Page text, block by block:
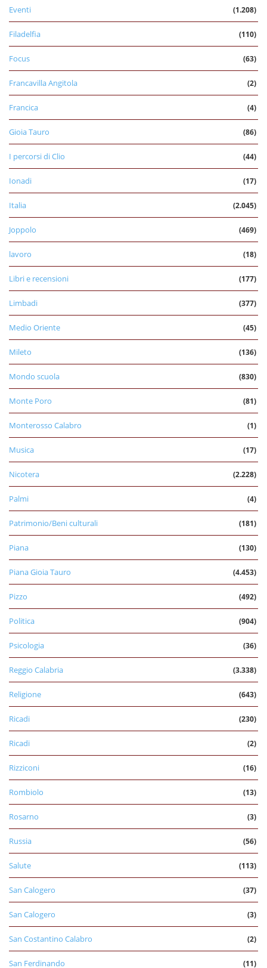
Eventi (1.208)
Filadelfia (110)
Focus (63)
Francavilla Angitola (2)
Francica (4)
Gioia Tauro (86)
I percorsi di Clio (44)
Ionadi (17)
Italia (2.045)
Joppolo (469)
lavoro (18)
Libri e recensioni (177)
Limbadi (377)
Medio Oriente (45)
Mileto (136)
Mondo scuola (830)
Monte Poro (81)
Monterosso Calabro (1)
Musica (17)
Nicotera (2.228)
Palmi (4)
Patrimonio/Beni culturali (181)
Piana (130)
Piana Gioia Tauro (4.453)
Pizzo (492)
Politica (904)
Psicologia (36)
Reggio Calabria (3.338)
Religione (643)
Ricadi (230)
Ricadi (2)
Rizziconi (16)
Rombiolo (13)
Rosarno (3)
Russia (56)
Salute (113)
San Calogero (37)
San Calogero (3)
San Costantino Calabro (2)
San Ferdinando (11)